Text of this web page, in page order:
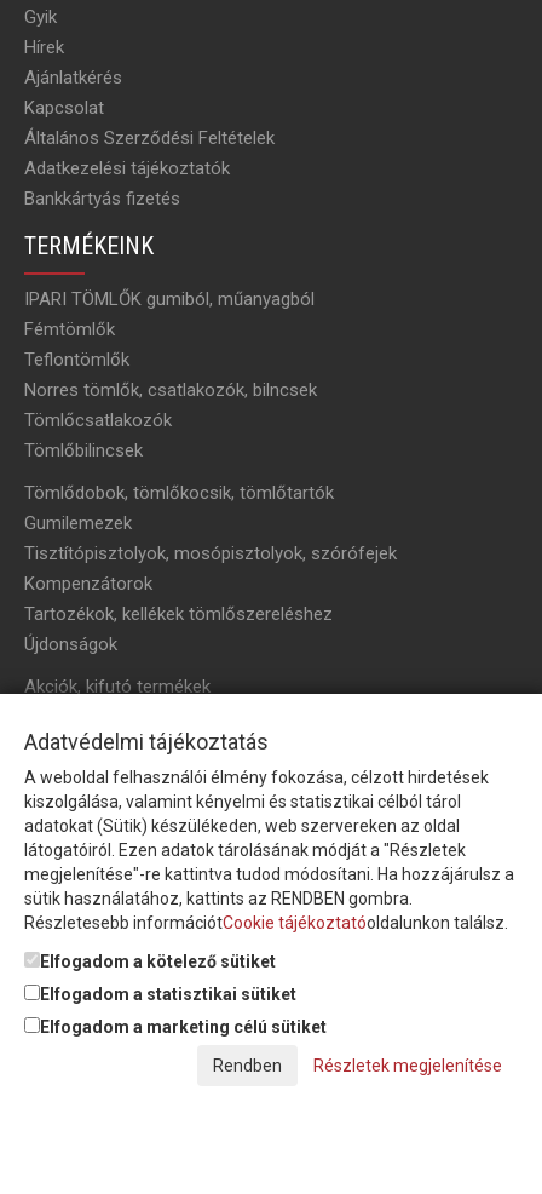
Gyik
Hírek
Ajánlatkérés
Kapcsolat
Általános Szerződési Feltételek
Adatkezelési tájékoztatók
Bankkártyás fizetés
TERMÉKEINK
IPARI TÖMLŐK gumiból, műanyagból
Fémtömlők
Teflontömlők
Norres tömlők, csatlakozók, bilncsek
Tömlőcsatlakozók
Tömlőbilincsek
Tömlődobok, tömlőkocsik, tömlőtartók
Gumilemezek
Tisztítópisztolyok, mosópisztolyok, szórófejek
Kompenzátorok
Tartozékok, kellékek tömlőszereléshez
Újdonságok
Akciók, kifutó termékek
HÍRLEVÉL
Íratkozzon fel hírlevelünkre!
Feliratkozom a hírlevélre és nyilatkozom, hogy azadatkezelési
tájékoztatót elolvastam, megismertem és elfogadom.
© Copyright Triász-Tömlő Kft. | Minden jog fenntartva!
Adatvédelmi tájékoztatás
A weboldal felhasználói élmény fokozása, célzott hirdetések
kiszolgálása, valamint kényelmi és statisztikai célból tárol
adatokat (Sütik) készülékeden, web szervereken az oldal
látogatóiról. Ezen adatok tárolásának módját a "Részletek
megjelenítése"-re kattintva tudod módosítani. Ha hozzájárulsz a
sütik használatához, kattints az RENDBEN gombra.
Részletesebb információtCookie tájékoztatóoldalunkon találsz.
Elfogadom a kötelező sütiket
Elfogadom a statisztikai sütiket
Elfogadom a marketing célú sütiket
Részletek megjelenítése